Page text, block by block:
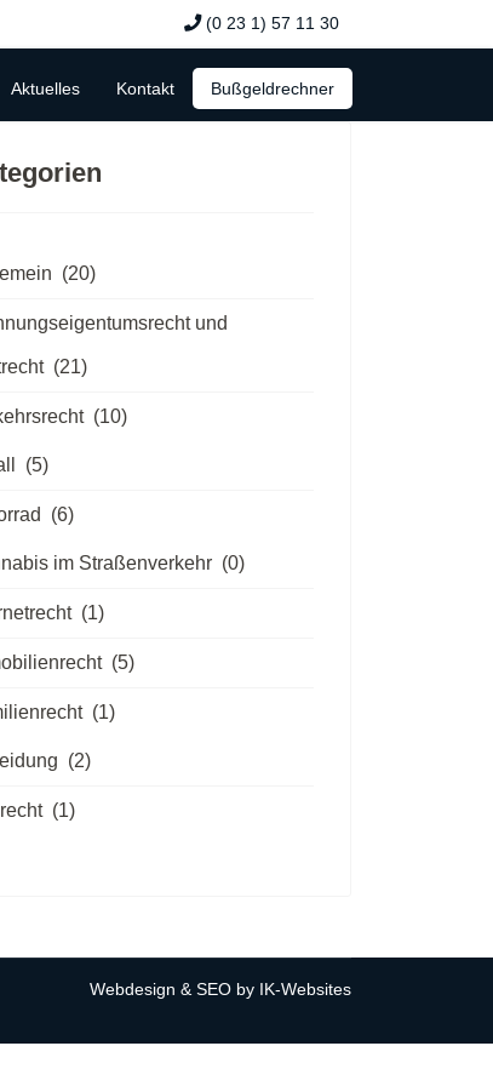
(0 23 1) 57 11 30
Aktuelles Kontakt Bußgeldrechner
(20)
und
(21)
(10)
(5)
(6)
im Straßenverkehr (0)
(1)
(5)
(1)
(2)
(1)
Webdesign & SEO by IK-Websites